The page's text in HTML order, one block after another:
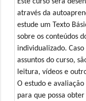
através da
estude um Texto
sobre os conteúdos
individualizado.
assuntos do curso,
leitura, vídeos e
O estudo e
para que possa obter